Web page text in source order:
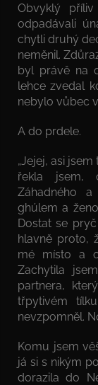
Obvyklý
odpadávali
chytli druhý
neměnil.
byl právě na
lehce zvedal
nebylo vůbec
A do prdele.
„Jejej, asi
řekla jsem,
Záhadného
ghúlem a
Dostat se
hlavně proto,
mé místo a
Zachytila
partnera,
třpytivém
nevzpomněl.
Komu jsem
já si s nikým
dorazila do